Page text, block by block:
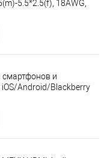
5.5*2.5(f), 18AWG,
и
Android/Blackberry
управления